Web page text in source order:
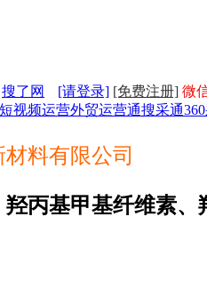
搜了网 [请登录] [免费注册] 微
短视频运营外贸运营通搜采通
料有限公司
丙基甲基纤维素